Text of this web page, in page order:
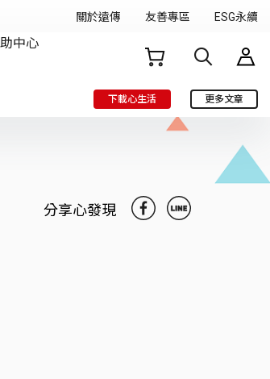
下載心生活 更多文章
分享心發現